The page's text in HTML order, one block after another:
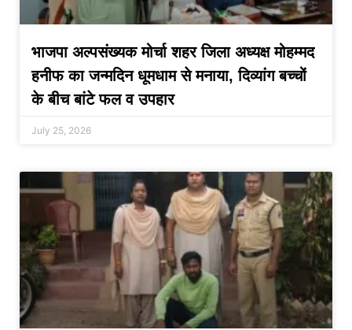
भाजपा अल्पसंख्यक मोर्चा शहर जिला अध्यक्ष मोहम्मद
हनीफ का जन्मदिन धूमधाम से मनाया, दिव्यांग बच्चों
के बीच बांटे फल व उपहार
July 25, 2026